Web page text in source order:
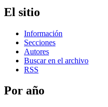
El sitio
Información
Secciones
Autores
Buscar en el archivo
RSS
Por año